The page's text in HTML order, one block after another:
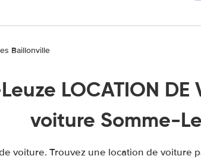
Baillonville
LOCATION DE
voiture Somme-
voiture. Trouvez une location de voiture